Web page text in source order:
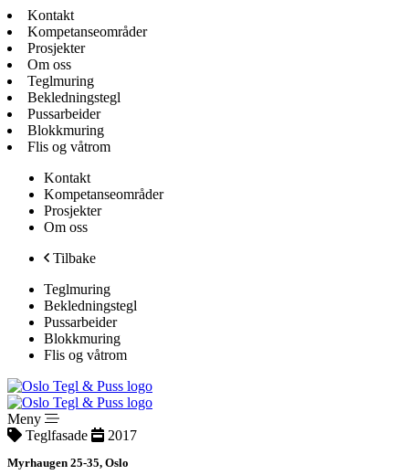
Kontakt
Kompetanseområder
Prosjekter
Om oss
Teglmuring
Bekledningstegl
Pussarbeider
Blokkmuring
Flis og våtrom
Kontakt
Kompetanseområder
Prosjekter
Om oss
Tilbake
Teglmuring
Bekledningstegl
Pussarbeider
Blokkmuring
Flis og våtrom
Meny
Teglfasade
2017
Myrhaugen 25-35, Oslo